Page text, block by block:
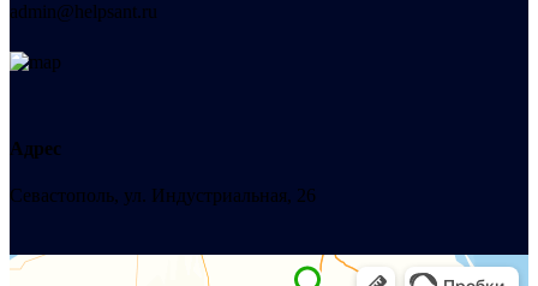
admin@helpsant.ru
Адрес
Севастополь, ул. Индустриальная, 26